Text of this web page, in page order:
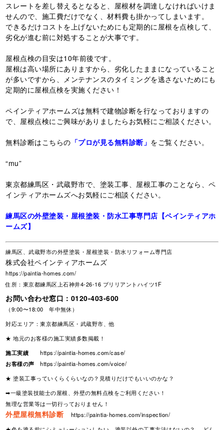
スレートを差し替えるとなると、屋根材を調達しなければいけま
せんので、施工費だけでなく、材料費も掛かってしまいます。
できるだけコストを上げないためにも定期的に屋根を点検して、
劣化が進む前に対処することが大事です。
屋根点検の目安は10年前後です。
屋根は高い場所にありますから、劣化したままになっていること
が多いですから、メンテナンスのタイミングを逃さないためにも
定期的に屋根点検を実施ください！
ペインティアホームズは無料で建物診断を行なっておりますの
で、屋根点検にご興味がありましたらお気軽にご相談ください。
無料診断はこちらの 「プロが見る無料診断」 をご覧ください。
“mu”
東京都練馬区・武蔵野市で、塗装工事、屋根工事のことなら、ペ
インティアホームズへお気軽にご相談ください。
練馬区の外壁塗装・屋根塗装・防水工事専門店【ペインティアホ
ームズ】
練馬区、武蔵野市の外壁塗装・屋根塗装・防水リフォーム専門店
株式会社ペインティアホームズ
https://paintia-homes.com/
住所：東京都練馬区上石神井4-26-16 ブリリアントハイツ1F
お問い合わせ窓口： 0120-403-600
（9:00〜18:00 年中無休）
対応エリア：東京都練馬区・武蔵野市、他
★ 地元のお客様の施工実績多数掲載！
施工実績
https://paintia-homes.com/case/
お客様の声
https://paintia-homes.com/voice/
★ 塗装工事っていくらくらいなの？見積りだけでもいいのかな？
➡一級塗装技能士の屋根、外壁の無料点検をご利用ください！
無理な営業等は一切行っておりません！
外壁屋根無料診断
https://paintia-homes.com/inspection/